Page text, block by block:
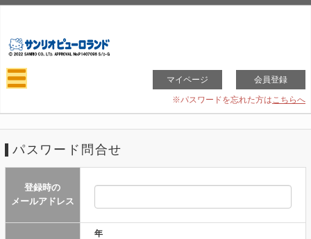
マイページ 会員登録
※パスワードを忘れた方はこちらへ
パスワード問合せ
登録時の
メールアドレス
年